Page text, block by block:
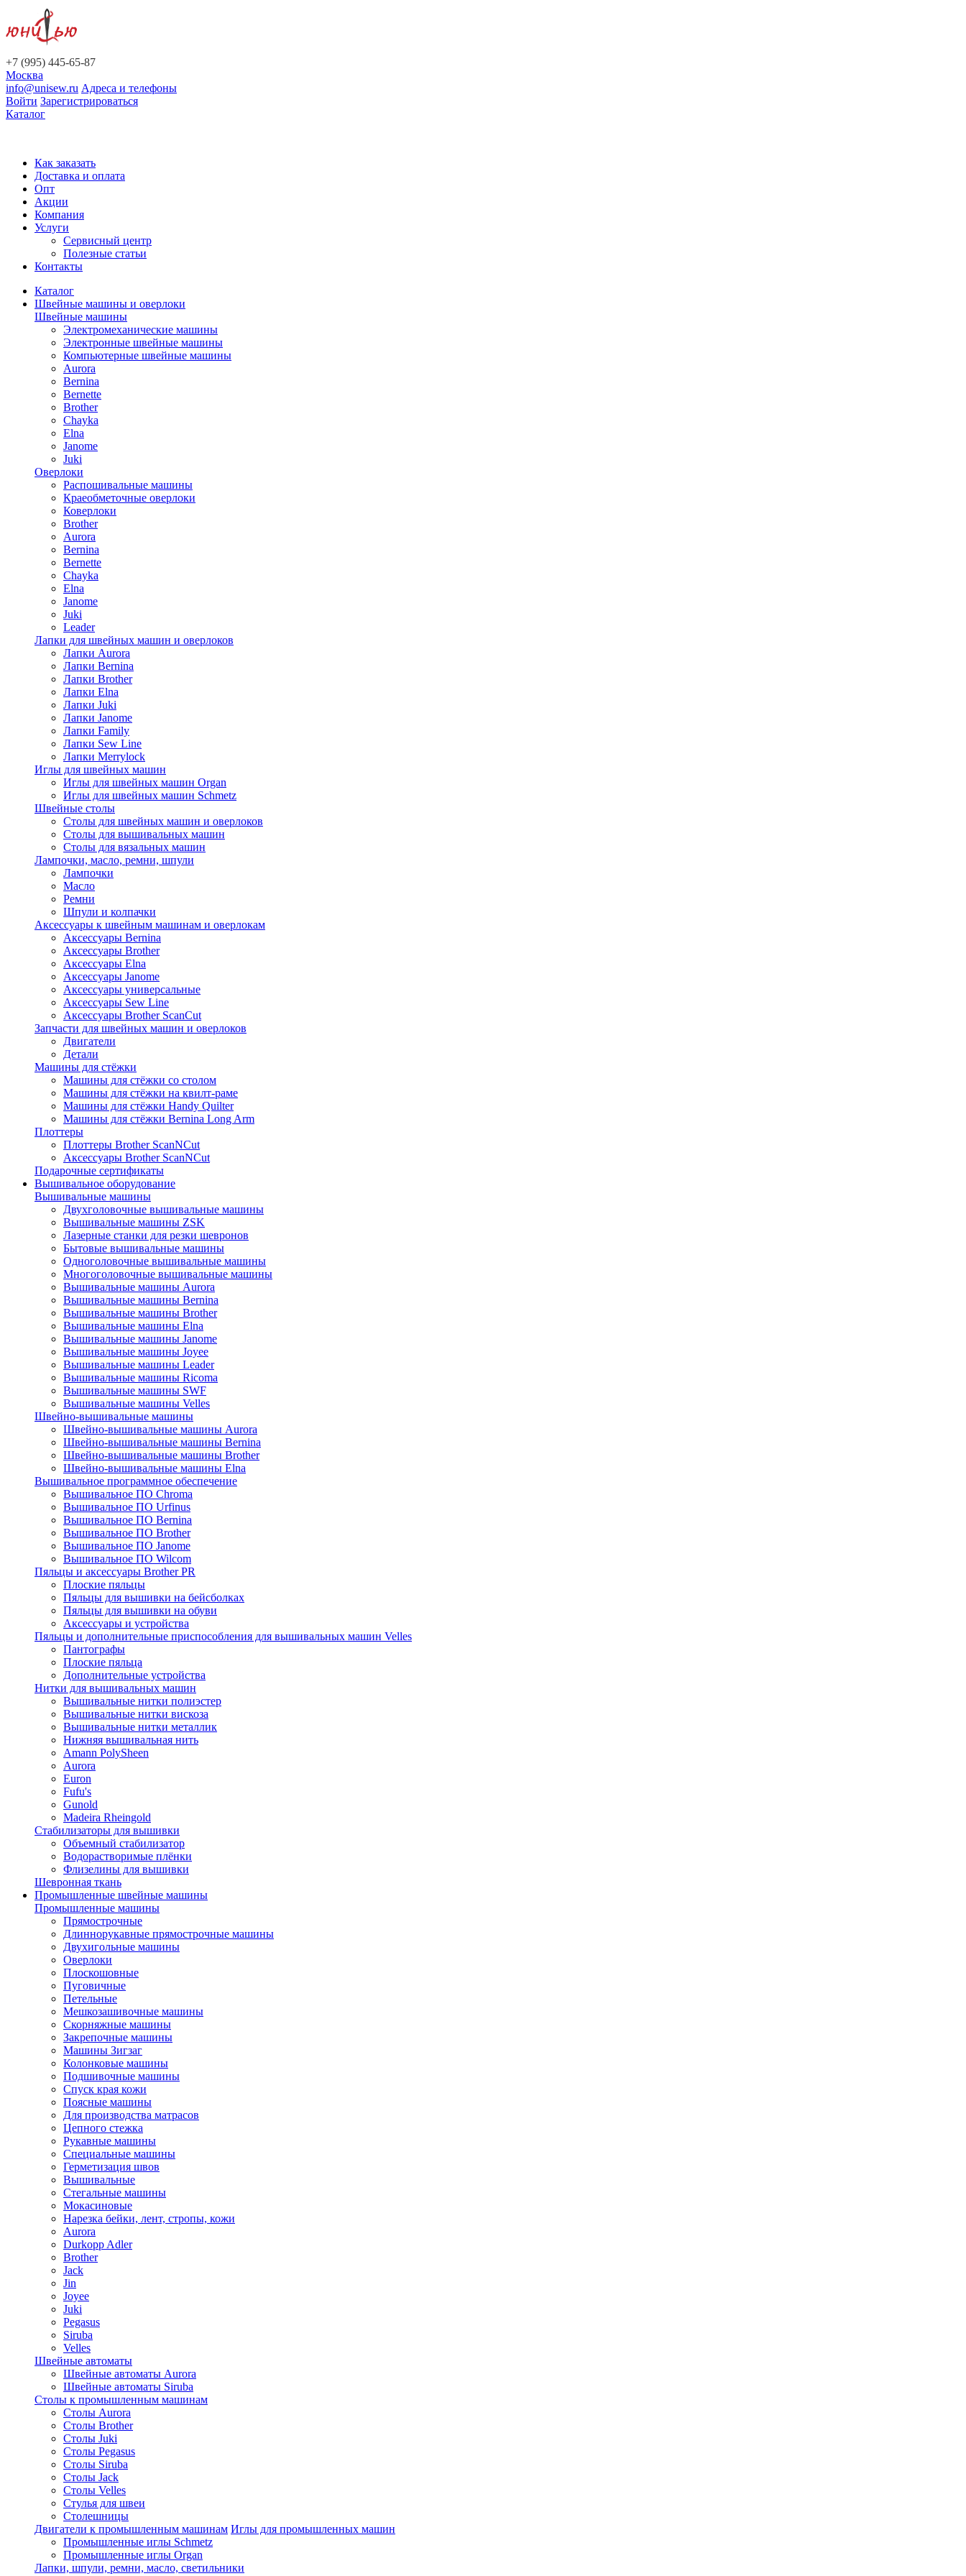
+7 (995) 445-65-87
Москва
info@unisew.ru Адреса и телефоны
Войти Зарегистрироваться
Каталог
Как заказать
Доставка и оплата
Опт
Акции
Компания
Услуги
Сервисный центр
Полезные статьи
Контакты
Каталог
Швейные машины и оверлоки
Швейные машины
Электромеханические машины
Электронные швейные машины
Компьютерные швейные машины
Aurora
Bernina
Bernette
Brother
Chayka
Elna
Janome
Juki
Оверлоки
Распошивальные машины
Краеобметочные оверлоки
Коверлоки
Brother
Aurora
Bernina
Bernette
Chayka
Elna
Janome
Juki
Leader
Лапки для швейных машин и оверлоков
Лапки Aurora
Лапки Bernina
Лапки Brother
Лапки Elna
Лапки Juki
Лапки Janome
Лапки Family
Лапки Sew Line
Лапки Merrylock
Иглы для швейных машин
Иглы для швейных машин Organ
Иглы для швейных машин Schmetz
Швейные столы
Столы для швейных машин и оверлоков
Столы для вышивальных машин
Столы для вязальных машин
Лампочки, масло, ремни, шпули
Лампочки
Масло
Ремни
Шпули и колпачки
Аксессуары к швейным машинам и оверлокам
Аксессуары Bernina
Аксессуары Brother
Аксессуары Elna
Аксессуары Janome
Аксессуары универсальные
Аксессуары Sew Line
Аксессуары Brother ScanCut
Запчасти для швейных машин и оверлоков
Двигатели
Детали
Машины для стёжки
Машины для стёжки со столом
Машины для стёжки на квилт-раме
Машины для стёжки Handy Quilter
Машины для стёжки Bernina Long Arm
Плоттеры
Плоттеры Brother ScanNCut
Аксессуары Brother ScanNCut
Подарочные сертификаты
Вышивальное оборудование
Вышивальные машины
Двухголовочные вышивальные машины
Вышивальные машины ZSK
Лазерные станки для резки шевронов
Бытовые вышивальные машины
Одноголовочные вышивальные машины
Многоголовочные вышивальные машины
Вышивальные машины Aurora
Вышивальные машины Bernina
Вышивальные машины Brother
Вышивальные машины Elna
Вышивальные машины Janome
Вышивальные машины Joyee
Вышивальные машины Leader
Вышивальные машины Ricoma
Вышивальные машины SWF
Вышивальные машины Velles
Швейно-вышивальные машины
Швейно-вышивальные машины Aurora
Швейно-вышивальные машины Bernina
Швейно-вышивальные машины Brother
Швейно-вышивальные машины Elna
Вышивальное программное обеспечение
Вышивальное ПО Chroma
Вышивальное ПО Urfinus
Вышивальное ПО Bernina
Вышивальное ПО Brother
Вышивальное ПО Janome
Вышивальное ПО Wilcom
Пяльцы и аксессуары Brother PR
Плоские пяльцы
Пяльцы для вышивки на бейсболках
Пяльцы для вышивки на обуви
Аксессуары и устройства
Пяльцы и дополнительные приспособления для вышивальных машин Velles
Пантографы
Плоские пяльца
Дополнительные устройства
Нитки для вышивальных машин
Вышивальные нитки полиэстер
Вышивальные нитки вискоза
Вышивальные нитки металлик
Нижняя вышивальная нить
Amann PolySheen
Aurora
Euron
Fufu's
Gunold
Madeira Rheingold
Стабилизаторы для вышивки
Объемный стабилизатор
Водорастворимые плёнки
Флизелины для вышивки
Шевронная ткань
Промышленные швейные машины
Промышленные машины
Прямострочные
Длиннорукавные прямострочные машины
Двухигольные машины
Оверлоки
Плоскошовные
Пуговичные
Петельные
Мешкозашивочные машины
Скорняжные машины
Закрепочные машины
Машины Зигзаг
Колонковые машины
Подшивочные машины
Спуск края кожи
Поясные машины
Для производства матрасов
Цепного стежка
Рукавные машины
Специальные машины
Герметизация швов
Вышивальные
Стегальные машины
Мокасиновые
Нарезка бейки, лент, стропы, кожи
Aurora
Durkopp Adler
Brother
Jack
Jin
Joyee
Juki
Pegasus
Siruba
Velles
Швейные автоматы
Швейные автоматы Aurora
Швейные автоматы Siruba
Столы к промышленным машинам
Столы Aurora
Столы Brother
Столы Juki
Столы Pegasus
Столы Siruba
Столы Jack
Столы Velles
Стулья для швеи
Столешницы
Двигатели к промышленным машинам Иглы для промышленных машин
Промышленные иглы Schmetz
Промышленные иглы Organ
Лапки, шпули, ремни, масло, светильники